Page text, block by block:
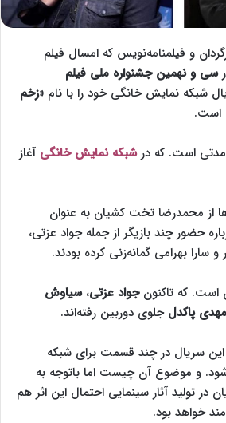
و فیلمنامه‌نویس که امسال فیلم
سی و نهمین جشنواره ملی فیلم
شبکه نمایش خانگی خود را با نام «زخم
است.
مدتی است. که درشبکه نمایش خانگی آغاز
از محمدرضا تخت کشیان به عنوان
حضور چند بازیگر از جمله جواد عزتی،
و سارا بهرامی گمانه‌زنی کرده بودند.
است. که تاکنونجواد عزتی،سیاوش
مهدی پاکدل جلوی دوربین رفته‌اند.
سریال در چند قسمت برای شبکه
و موضوع آن چیست اما باتوجه به
در تولید آثار سینمایی احتمال این اثر هم
خواهد بود.